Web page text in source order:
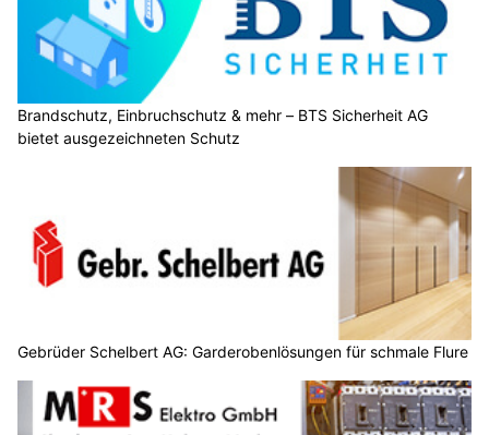
Brandschutz, Einbruchschutz & mehr – BTS Sicherheit AG
bietet ausgezeichneten Schutz
Gebrüder Schelbert AG: Garderobenlösungen für schmale Flure